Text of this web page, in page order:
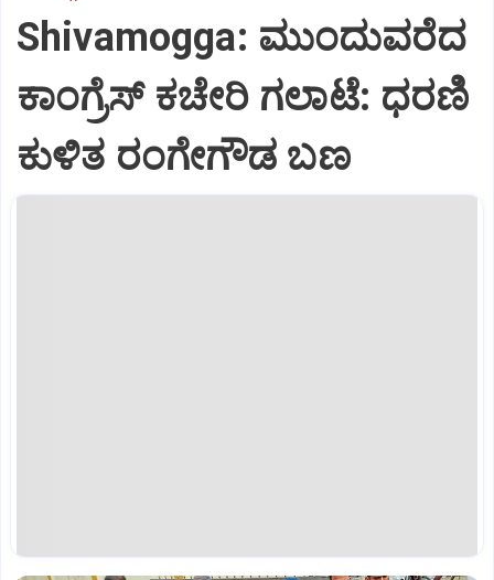
Shivamogga: ಮುಂದುವರೆದ
ಕಾಂಗ್ರೆಸ್ ಕಚೇರಿ ಗಲಾಟೆ: ಧರಣಿ
ಕುಳಿತ ರಂಗೇಗೌಡ ಬಣ